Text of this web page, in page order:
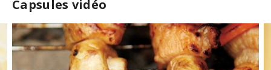
Capsules vidéo